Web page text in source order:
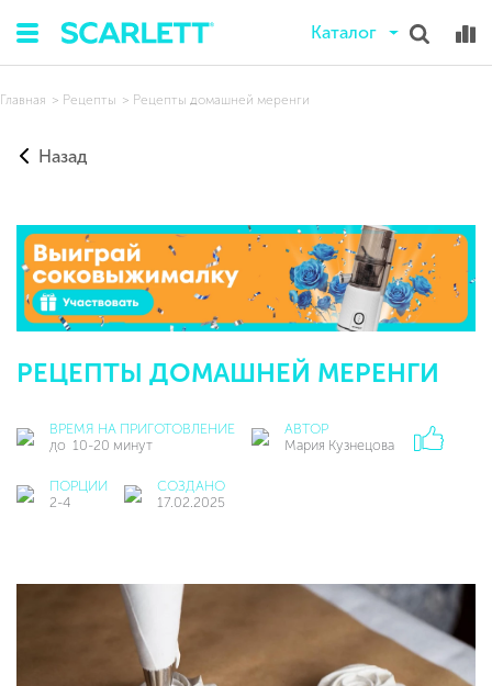
Каталог
Главная Рецепты Рецепты домашней меренги
Назад
РЕЦЕПТЫ ДОМАШНЕЙ МЕРЕНГИ
ВРЕМЯ НА ПРИГОТОВЛЕНИЕ
до 10-20 минут
АВТОР
Мария Кузнецова
ПОРЦИИ
2-4
СОЗДАНО
17.02.2025